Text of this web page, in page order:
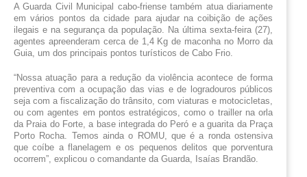
A Guarda Civil Municipal cabo-friense também atua diariamente
em vários pontos da cidade para ajudar na coibição de ações
ilegais e na segurança da população. Na última sexta-feira (27),
agentes apreenderam cerca de 1,4 Kg de maconha no Morro da
Guia, um dos principais pontos turísticos de Cabo Frio.
“Nossa atuação para a redução da violência acontece de forma
preventiva com a ocupação das vias e de logradouros públicos
seja com a fiscalização do trânsito, com viaturas e motocicletas,
ou com agentes em pontos estratégicos, como o trailler na orla
da Praia do Forte, a base integrada do Peró e a guarita da Praça
Porto Rocha. Temos ainda o ROMU, que é a ronda ostensiva
que coíbe a flanelagem e os pequenos delitos que porventura
ocorrem”, explicou o comandante da Guarda, Isaías Brandão.